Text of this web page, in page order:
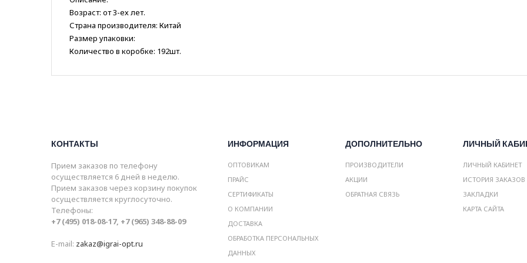
Возраст: от 3-ех лет.
Страна производителя: Китай
Размер упаковки:
Количество в коробке: 192шт.
КОНТАКТЫ
Прием заказов по телефону
осуществляется 6 дней в неделю.
Прием заказов через корзину покупок
осуществляется круглосуточно.
Телефоны:
+7 (495) 018-08-17, +7 (965) 348-88-09
E-mail: zakaz@igrai-opt.ru
ИНФОРМАЦИЯ
ОПТОВИКАМ
ПРАЙС
СЕРТИФИКАТЫ
О КОМПАНИИ
ДОСТАВКА
ОБРАБОТКА ПЕРСОНАЛЬНЫХ
ДАННЫХ
ДОПОЛНИТЕЛЬНО
ПРОИЗВОДИТЕЛИ
АКЦИИ
ОБРАТНАЯ СВЯЗЬ
ЛИЧНЫЙ
ЛИЧНЫЙ КАБИНЕТ
ИСТОРИЯ ЗАКАЗОВ
ЗАКЛАДКИ
КАРТА САЙТА